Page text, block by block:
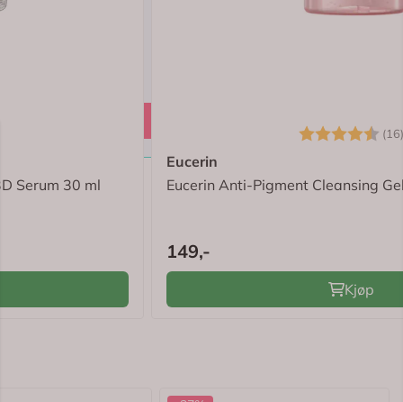
Serum 30 ml
Karakter:
Eucerin
Eucerin Anti-Pigment Cleansing
149,-
Kjøp